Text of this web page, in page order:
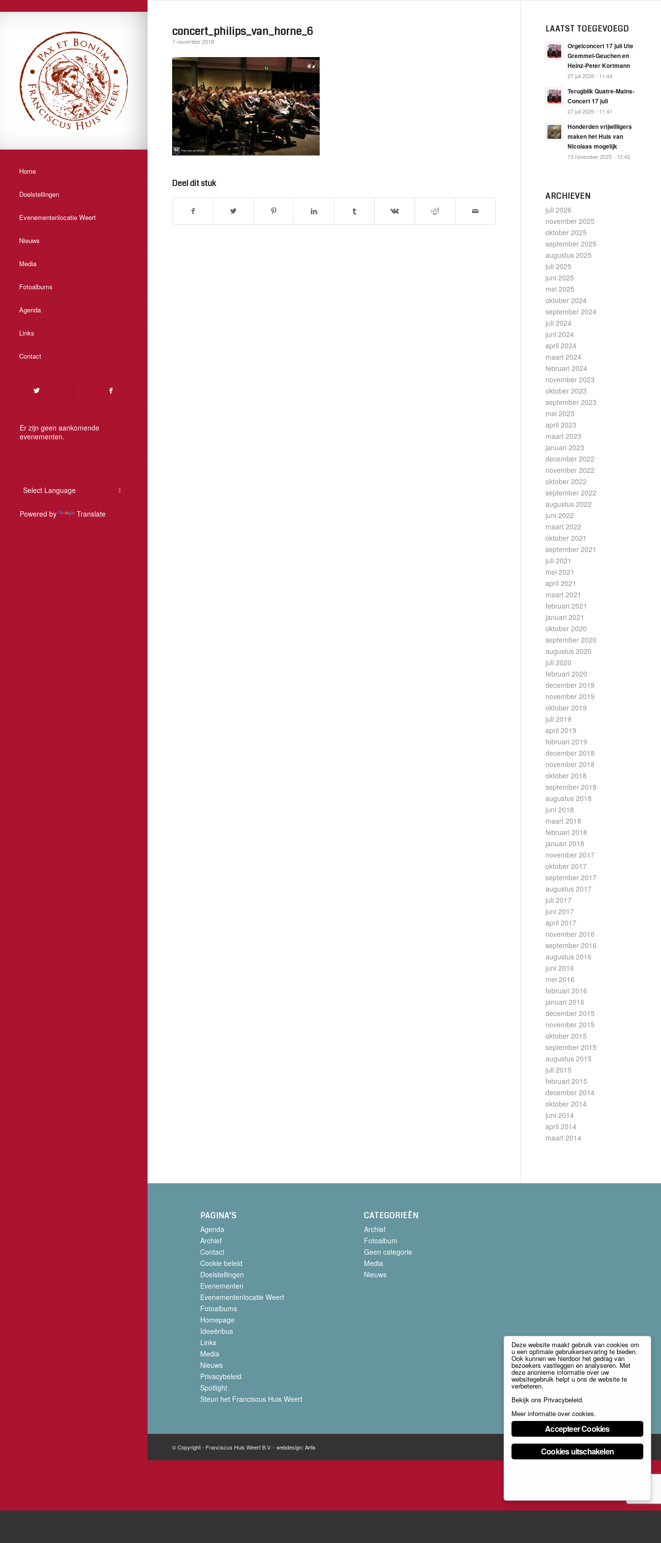
Home
Doelstellingen
Evenementenlocatie Weert
Nieuws
Media
Fotoalbums
Agenda
Links
Contact
Er zijn geen aankomende
evenementen.
Powered by Translate
concert_philips_van_horne_6
7 november 2018
Deel dit stuk
LAATST TOEGEVOEGD
Orgelconcert 17 juli Ute
Gremmel-Geuchen en
Heinz-Peter Kortmann
27 juli 2026 - 11:44
Terugblik Quatre-Mains-
Concert 17 juli
27 juli 2026 - 11:41
Honderden vrijwilligers
maken het Huis van
Nicolaas mogelijk
13 november 2025 - 12:45
ARCHIEVEN
juli 2026
november 2025
oktober 2025
september 2025
augustus 2025
juli 2025
juni 2025
mei 2025
oktober 2024
september 2024
juli 2024
juni 2024
april 2024
maart 2024
februari 2024
november 2023
oktober 2023
september 2023
mei 2023
april 2023
maart 2023
januari 2023
december 2022
november 2022
oktober 2022
september 2022
augustus 2022
juni 2022
maart 2022
oktober 2021
september 2021
juli 2021
mei 2021
april 2021
maart 2021
februari 2021
januari 2021
oktober 2020
september 2020
augustus 2020
juli 2020
februari 2020
december 2019
november 2019
oktober 2019
juli 2019
april 2019
februari 2019
december 2018
november 2018
oktober 2018
september 2018
augustus 2018
juni 2018
maart 2018
februari 2018
januari 2018
november 2017
oktober 2017
september 2017
augustus 2017
juli 2017
juni 2017
april 2017
november 2016
september 2016
augustus 2016
juni 2016
mei 2016
februari 2016
januari 2016
december 2015
november 2015
oktober 2015
september 2015
augustus 2015
juli 2015
februari 2015
december 2014
oktober 2014
juni 2014
april 2014
maart 2014
PAGINA’S
Agenda
Archief
Contact
Cookie beleid
Doelstellingen
Evenementen
Evenementenlocatie Weert
Fotoalbums
Homepage
Ideeënbus
Links
Media
Nieuws
Privacybeleid
Spotlight
Steun het Franciscus Huis Weert
CATEGORIEËN
Archief
Fotoalbum
Geen categorie
Media
Nieuws
© Copyright - Franciscus Huis Weert B.V. - webdesign: Artis
Deze website maakt gebruik van cookies om
u een optimale gebruikerservaring te bieden.
Ook kunnen we hierdoor het gedrag van
bezoekers vastleggen en analyseren. Met
deze anonieme informatie over uw
websitegebruik helpt u ons de website te
verbeteren.
Bekijk ons Privacybeleid.
Meer informatie over cookies.
Accepteer Cookies
Cookies uitschakelen